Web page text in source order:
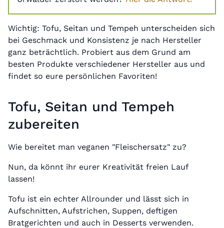
Wichtig: Tofu, Seitan und Tempeh unterscheiden sich
bei Geschmack und Konsistenz je nach Hersteller
ganz beträchtlich. Probiert aus dem Grund am
besten Produkte verschiedener Hersteller aus und
findet so eure persönlichen Favoriten!
Tofu, Seitan und Tempeh
zubereiten
Wie bereitet man veganen "Fleischersatz" zu?
Nun, da könnt ihr eurer Kreativität freien Lauf
lassen!
Tofu ist ein echter Allrounder und lässt sich in
Aufschnitten, Aufstrichen, Suppen, deftigen
Bratgerichten und auch in Desserts verwenden.